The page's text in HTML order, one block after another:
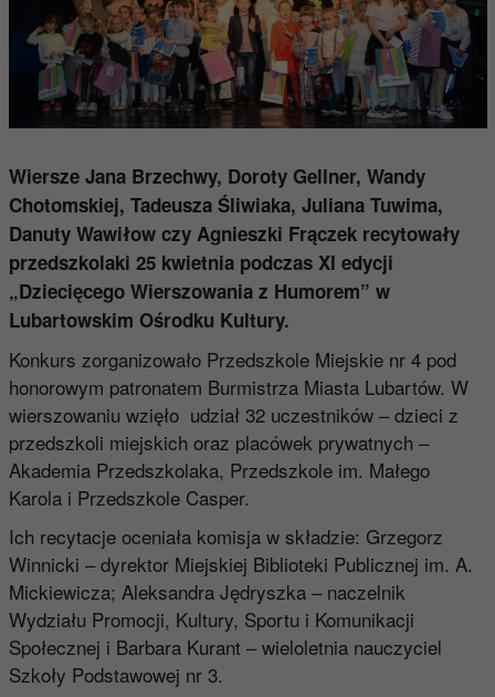
Wiersze Jana Brzechwy, Doroty Gellner, Wandy
Chotomskiej, Tadeusza Śliwiaka, Juliana Tuwima,
Danuty Wawiłow czy Agnieszki Frączek recytowały
przedszkolaki 25 kwietnia podczas XI edycji
„Dziecięcego Wierszowania z Humorem” w
Lubartowskim Ośrodku Kultury.
Konkurs zorganizowało Przedszkole Miejskie nr 4 pod
honorowym patronatem Burmistrza Miasta Lubartów. W
wierszowaniu wzięło udział 32 uczestników – dzieci z
przedszkoli miejskich oraz placówek prywatnych –
Akademia Przedszkolaka, Przedszkole im. Małego
Karola i Przedszkole Casper.
Ich recytacje oceniała komisja w składzie: Grzegorz
Winnicki – dyrektor Miejskiej Biblioteki Publicznej im. A.
Mickiewicza; Aleksandra Jędryszka – naczelnik
Wydziału Promocji, Kultury, Sportu i Komunikacji
Społecznej i Barbara Kurant – wieloletnia nauczyciel
Szkoły Podstawowej nr 3.